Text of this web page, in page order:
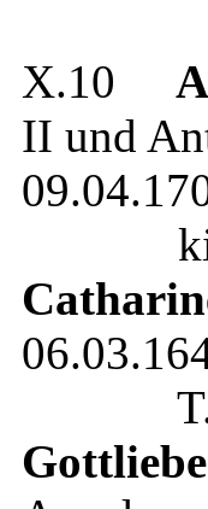
X.10
II und
Gottliebe